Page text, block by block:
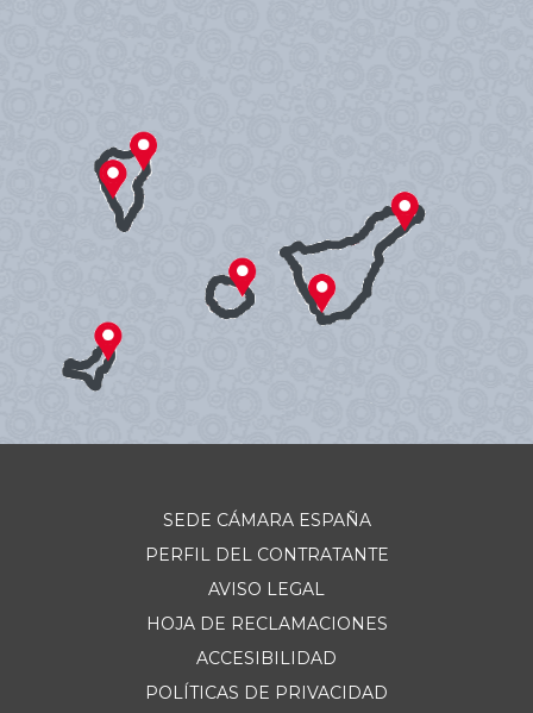
SEDE CÁMARA ESPAÑA
PERFIL DEL CONTRATANTE
AVISO LEGAL
HOJA DE RECLAMACIONES
ACCESIBILIDAD
POLÍTICAS DE PRIVACIDAD